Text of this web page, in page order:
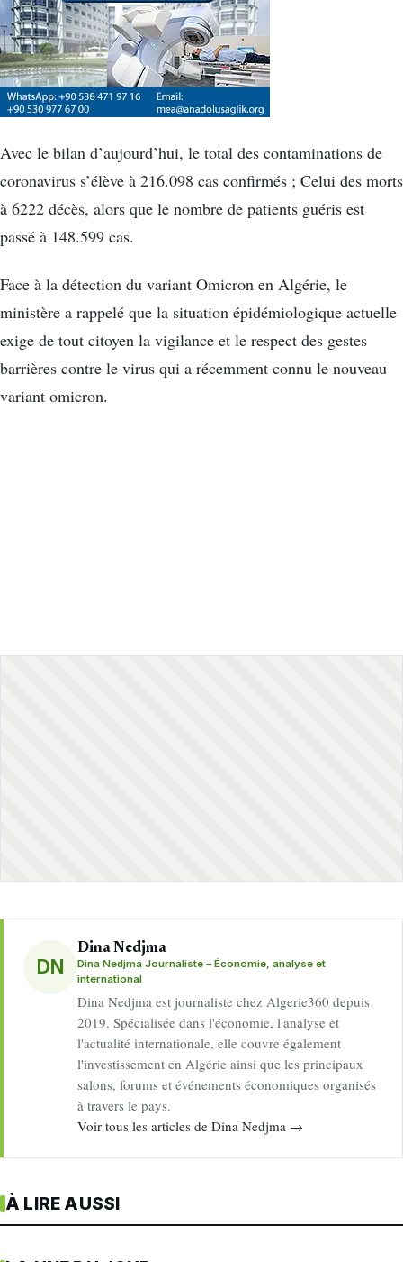
Avec le bilan d’aujourd’hui, le total des contaminations de
coronavirus s’élève à 216.098 cas confirmés ; Celui des morts
à 6222 décès, alors que le nombre de patients guéris est
passé à 148.599 cas.
Face à la détection du variant Omicron en Algérie, le
ministère a rappelé que la situation épidémiologique actuelle
exige de tout citoyen la vigilance et le respect des gestes
barrières contre le virus qui a récemment connu le nouveau
variant omicron.
DN
Dina Nedjma
Dina Nedjma Journaliste – Économie, analyse et
international
Dina Nedjma est journaliste chez Algerie360 depuis
2019. Spécialisée dans l'économie, l'analyse et
l'actualité internationale, elle couvre également
l'investissement en Algérie ainsi que les principaux
salons, forums et événements économiques organisés
à travers le pays.
Voir tous les articles de Dina Nedjma →
À LIRE AUSSI